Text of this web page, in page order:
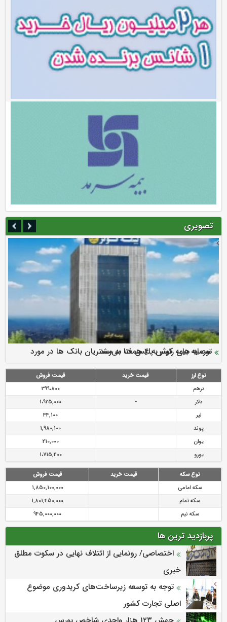
تصویری
ارزش سهام عدالت بالا رفت
سرمایه بیمه کوثر به ۴ همت می‌رسد
نود ثانیه با فولاد سنگان
تقدیر دبیرکل سندیکای بیمه گران ایران از اقدامات مدیرعامل بیمه
رازی
توصیه های رئیس پلیس فتا به مشتریان بانک ها در مورد
پیشگیری از سرقت های مجازی
نوع ارز قیمت خرید
قیمت فروش
درهم
399،800
دلار
-
1،925,000
لیر
34,100
پوند
1,980,100
یوان
210,000
یورو
1،715,400
نوع سکه قیمت خرید
قیمت فروش
سکه امامی
1,850,100,000
سکه تمام
1,801,450,000
سکه نیم
945,000,000
پربازدید ترین ها
اختصاصی/ رونمایی از ائتلاف‌ نهایی در سکوت مطلق
خبری
توجه به توسعه زیرساخت‌های کریدوری موضوع
اصلی تجارت کشور